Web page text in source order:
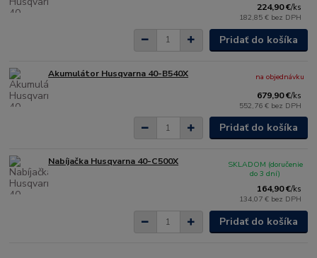
224,90 €/ks
182,85 € bez DPH
Pridať do košíka
Akumulátor Husqvarna 40-B540X
679,90 €/ks
552,76 € bez DPH
na objednávku
Pridať do košíka
Nabíjačka Husqvarna 40-C500X
164,90 €/ks
134,07 € bez DPH
SKLADOM (doručenie
do 3 dní)
Pridať do košíka